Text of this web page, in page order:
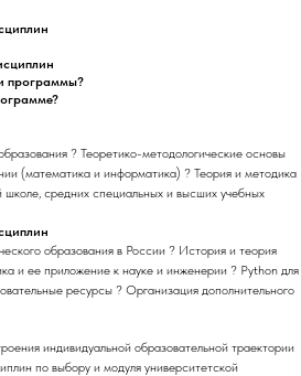
программы?
? Теоретико-методологические основы
(математика и информатика) ? Теория и методика
средних специальных и высших учебных
образования в России ? История и теория
и ее приложение к науке и инженерии ? Python для
ресурсы ? Организация дополнительного
индивидуальной образовательной траектории
по выбору и модуля университетской